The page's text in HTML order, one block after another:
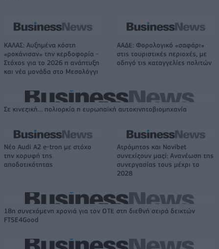
ΚΑΛΑΣ: Αυξημένα κόστη
«ροκάνισαν» την κερδοφορία -
Στόχος για το 2026 η ανάπτυξη
και νέα μονάδα στο Μεσολόγγι
ΑΑΔΕ: Φορολογικό «σαφάρι»
στις τουριστικές περιοχές, με
οδηγό τις καταγγελίες πολιτών
Σε κινεζική… πολιορκία η ευρωπαϊκή αυτοκινητοβιομηχανία
Νέο Audi A2 e-tron με στόχο
την κορυφή της
αποδοτικότητας
Ατρόμητος και Novibet
συνεχίζουν μαζί: Ανανέωση της
συνεργασίας τους μέχρι το
2028
18η συνεχόμενη χρονιά για τον ΟΤΕ στη διεθνή σειρά δεικτών
FTSE4Good